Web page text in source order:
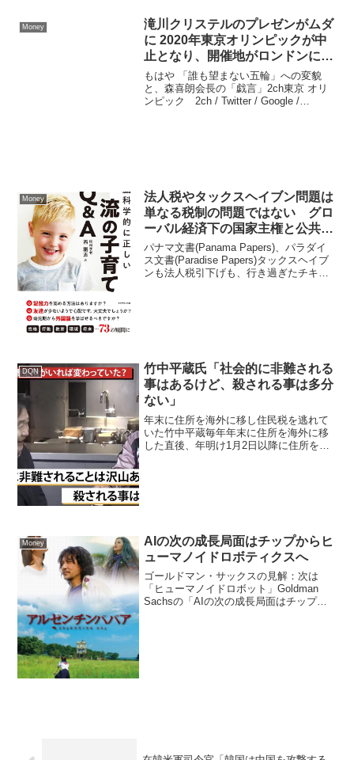
換を急速に進めた結果、全国的な電力不
足と計画停電...
Money
滝川クリステルのプレゼンがムダ
に 2020年東京オリンピックが中
止となり、開催地がロンドンに変
更か
もはや 「誰も望まない五輪」への変貌
と、森喜朗会長の「戯言」2ch東京 オリ
ンピック 2ch / Twitter / Google /
Money
法人税やタックスヘイブン問題は
単なる税制の問題ではない グロ
ーバル経済下の国家主権と公共利
益のせめぎ合い 規制しないと終
わらない
パナマ文書(Panama Papers)、パラダイ
ス文書(Paradise Papers)タックスヘイブ
ンも法人税引下げも、行き過ぎたチキ
DQN
竹中平蔵氏「社会的に非難される
事はあるけど、殺される事は多分
ない」
年末に住所を海外に移し住民税を逃れて
いた竹中平蔵毎年年末に住所を海外に移
した直後、年明け1月2日以降に住所を日
Money
AIの次の成長局面はチップからヒ
ューマノイドロボティクスへ
ゴールドマン・サックスの見解：次は
「ヒューマノイドロボット」Goldman
Sachsの「AIの次の成長局面はチップか